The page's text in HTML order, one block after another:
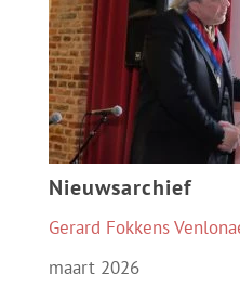
Nieuwsarchief
Gerard Fokkens
maart 2026